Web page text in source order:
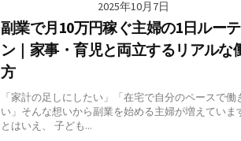
2025年10月7日
副業で月10万円稼ぐ主婦の1日ルー
ン｜家事・育児と両立するリアルな
方
「家計の足しにしたい」「在宅で自分のペースで働
い」そんな想いから副業を始める主婦が増えていま
とはいえ、 子ども...